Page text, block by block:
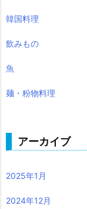
韓国料理
飲みもの
魚
麺・粉物料理
アーカイブ
2025年1月
2024年12月